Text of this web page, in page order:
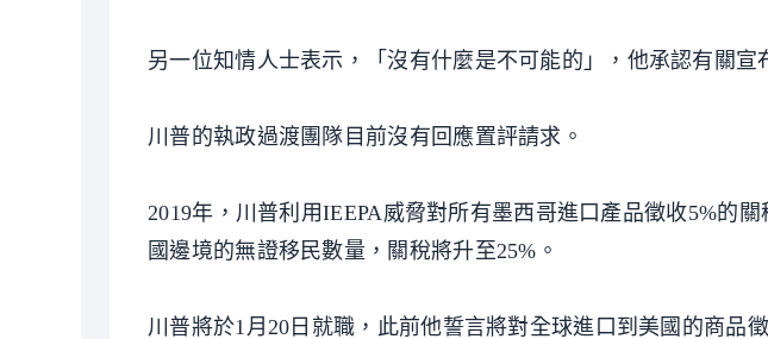
另一位知情人士表示，「沒有什麼是不可能的」，他承認有關宣
川普的執政過渡團隊目前沒有回應置評請求。
2019年，川普利用IEEPA威脅對所有墨西哥進口產品徵收5%的
國邊境的無證移民數量，關稅將升至25%。
川普將於1月20日就職，此前他誓言將對全球進口到美國的商品